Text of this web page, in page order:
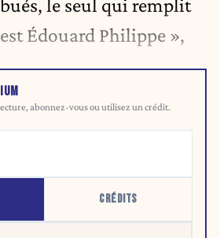
le seul qui remplit
Édouard Philippe »,
abonnez-vous ou utilisez un crédit.
CRÉDITS